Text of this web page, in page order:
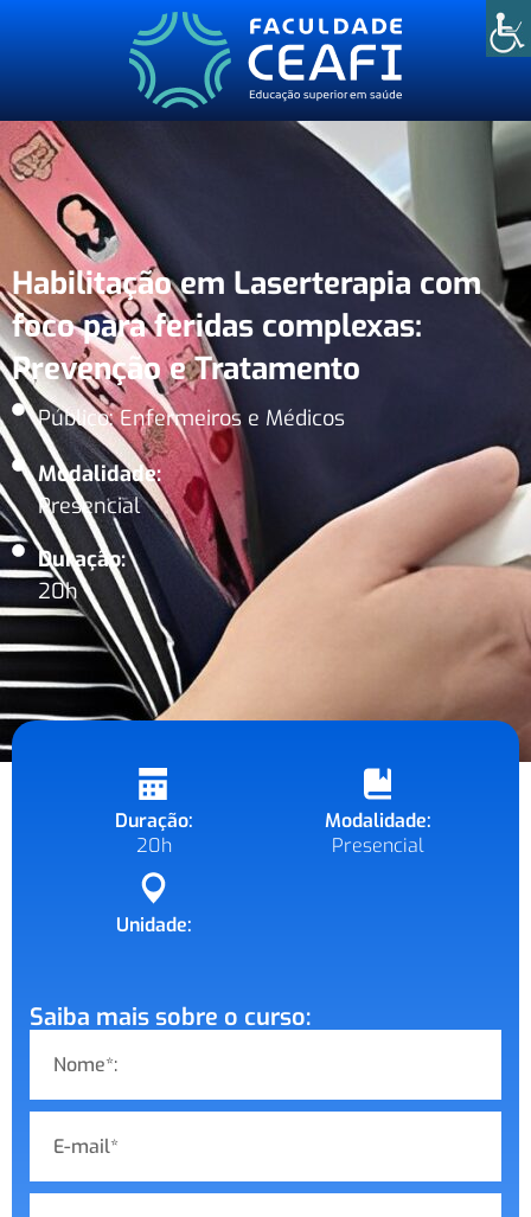
Habilitação em Laserterapia com
foco para feridas complexas:
Prevenção e Tratamento
Público: Enfermeiros e Médicos
Modalidade:
Presencial
Duração:
20h
Duração:
20h
Modalidade:
Presencial
Unidade:
Saiba mais sobre o curso: